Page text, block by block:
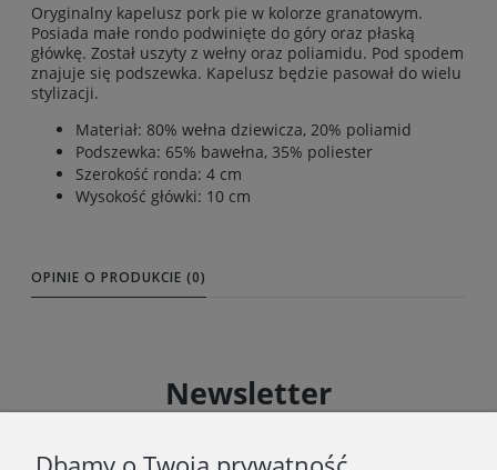
Oryginalny kapelusz pork pie w kolorze granatowym.
Posiada małe rondo podwinięte do góry oraz płaską
główkę. Został uszyty z wełny oraz poliamidu. Pod spodem
znajuje się podszewka. Kapelusz będzie pasował do wielu
stylizacji.
Materiał: 80% wełna dziewicza, 20% poliamid
Podszewka: 65% bawełna, 35% poliester
Szerokość ronda: 4 cm
Wysokość główki: 10 cm
OPINIE O PRODUKCIE (0)
Newsletter
zgodnie z Regulaminem akcji promocyjnej